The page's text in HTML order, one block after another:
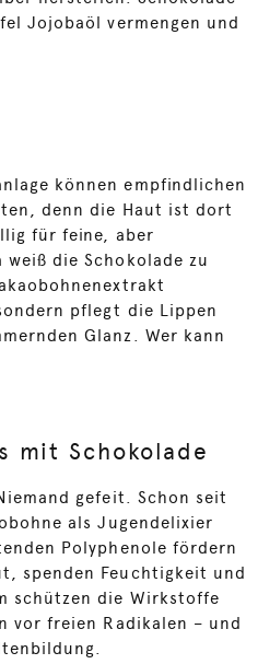
Jojobaöl vermengen und
können empfindlichen
denn die Haut ist dort
für feine, aber
weiß die Schokolade zu
pflegt die Lippen
Glanz. Wer kann
mit Schokolade
gefeit. Schon seit
als Jugendelixier
Polyphenole fördern
spenden Feuchtigkeit und
schützen die Wirkstoffe
vor freien Radikalen – und